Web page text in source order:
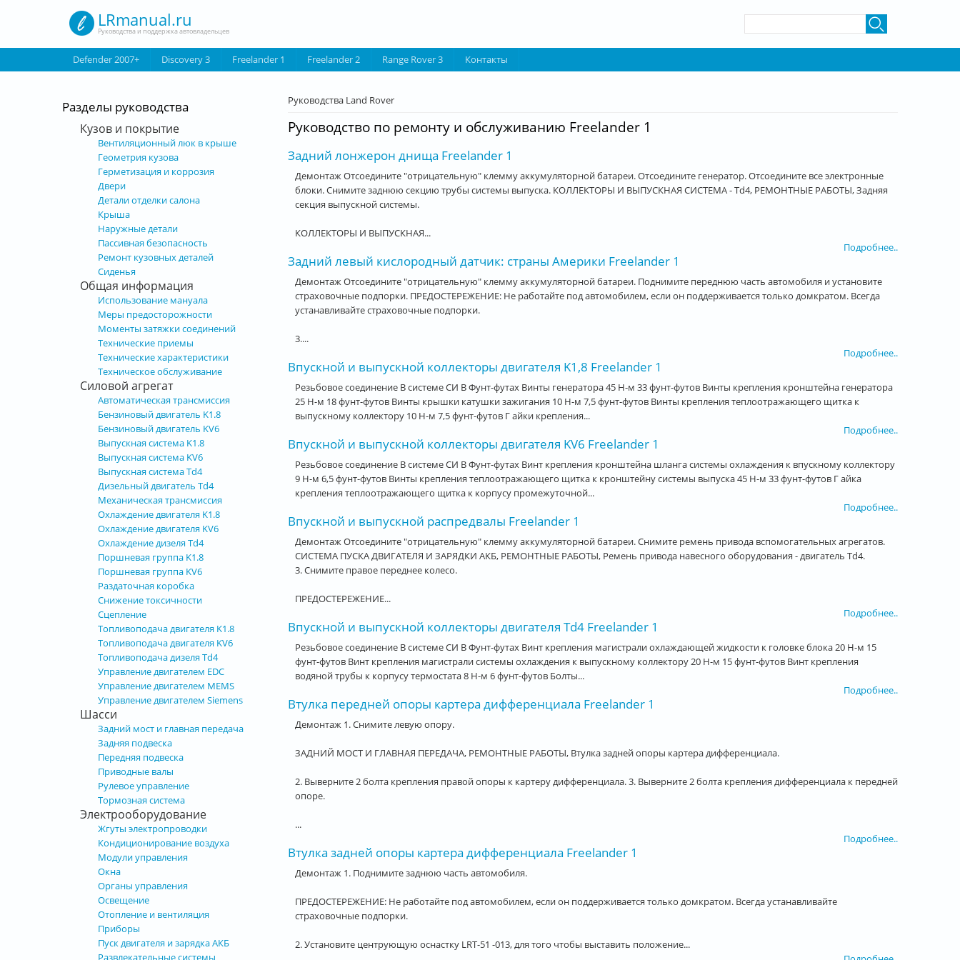
LRmanual.ru
Руководства и поддержка автовладельцев
Defender 2007+ Discovery 3 Freelander 1 Freelander 2 Range Rover 3 Контакты
Вы здесь
Руководства Land Rover
Руководство по ремонту и обслуживанию Freelander 1
Задний лонжерон днища Freelander 1
Демонтаж Отсоедините "отрицательную" клемму аккумуляторной батареи. Отсоедините генератор. Отсоедините все электронные
блоки. Снимите заднюю секцию трубы системы выпуска. КОЛЛЕКТОРЫ И ВЫПУСКНАЯ СИСТЕМА - Td4, РЕМОНТНЫЕ РАБОТЫ, Задняя
секция выпускной системы.
КОЛЛЕКТОРЫ И ВЫПУСКНАЯ...
Подробнее..
Задний левый кислородный датчик: страны Америки Freelander 1
Демонтаж Отсоедините "отрицательную" клемму аккумуляторной батареи. Поднимите переднюю часть автомобиля и установите
страховочные подпорки. ПРЕДОСТЕРЕЖЕНИЕ: Не работайте под автомобилем, если он поддерживается только домкратом. Всегда
устанавливайте страховочные подпорки.
3....
Подробнее..
Впускной и выпускной коллекторы двигателя K1,8 Freelander 1
Резьбовое соединение В системе СИ В Фунт-футах Винты генератора 45 Н-м 33 фунт-футов Винты крепления кронштейна генератора
25 Н-м 18 фунт-футов Винты крышки катушки зажигания 10 Н-м 7,5 фунт-футов Винты крепления теплоотражающего щитка к
выпускному коллектору 10 Н-м 7,5 фунт-футов Г айки крепления...
Подробнее..
Впускной и выпускной коллекторы двигателя KV6 Freelander 1
Резьбовое соединение В системе СИ В Фунт-футах Винт крепления кронштейна шланга системы охлаждения к впускному коллектору
9 Н-м 6,5 фунт-футов Винты крепления теплоотражающего щитка к кронштейну системы выпуска 45 Н-м 33 фунт-футов Г айка
крепления теплоотражающего щитка к корпусу промежуточной...
Подробнее..
Впускной и выпускной распредвалы Freelander 1
Демонтаж Отсоедините "отрицательную" клемму аккумуляторной батареи. Снимите ремень привода вспомогательных агрегатов.
СИСТЕМА ПУСКА ДВИГАТЕЛЯ И ЗАРЯДКИ АКБ, РЕМОНТНЫЕ РАБОТЫ, Ремень привода навесного оборудования - двигатель Td4.
3. Снимите правое переднее колесо.
ПРЕДОСТЕРЕЖЕНИЕ...
Подробнее..
Впускной и выпускной коллекторы двигателя Td4 Freelander 1
Резьбовое соединение В системе СИ В Фунт-футах Винт крепления магистрали охлаждающей жидкости к головке блока 20 Н-м 15
фунт-футов Винт крепления магистрали системы охлаждения к выпускному коллектору 20 Н-м 15 фунт-футов Винт крепления
водяной трубы к корпусу термостата 8 Н-м 6 фунт-футов Болты...
Подробнее..
Втулка передней опоры картера дифференциала Freelander 1
Демонтаж 1. Снимите левую опору.
ЗАДНИЙ МОСТ И ГЛАВНАЯ ПЕРЕДАЧА, РЕМОНТНЫЕ РАБОТЫ, Втулка задней опоры картера дифференциала.
2. Выверните 2 болта крепления правой опоры к картеру дифференциала. 3. Выверните 2 болта крепления дифференциала к передней
опоре.
...
Подробнее..
Втулка задней опоры картера дифференциала Freelander 1
Демонтаж 1. Поднимите заднюю часть автомобиля.
ПРЕДОСТЕРЕЖЕНИЕ: Не работайте под автомобилем, если он поддерживается только домкратом. Всегда устанавливайте
страховочные подпорки.
2. Установите центрующую оснастку LRT-51 -013, для того чтобы выставить положение...
Разделы руководства
Кузов и покрытие
Вентиляционный люк в крыше
Геометрия кузова
Герметизация и коррозия
Двери
Детали отделки салона
Крыша
Наружные детали
Пассивная безопасность
Ремонт кузовных деталей
Сиденья
Общая информация
Использование мануала
Меры предосторожности
Моменты затяжки соединений
Технические приемы
Технические характеристики
Техническое обслуживание
Силовой агрегат
Автоматическая трансмиссия
Бензиновый двигатель K1.8
Бензиновый двигатель KV6
Выпускная система K1.8
Выпускная система KV6
Выпускная система Td4
Дизельный двигатель Td4
Механическая трансмиссия
Охлаждение двигателя K1.8
Охлаждение двигателя KV6
Охлаждение дизеля Td4
Поршневая группа K1.8
Поршневая группа KV6
Раздаточная коробка
Снижение токсичности
Сцепление
Топливоподача двигателя K1.8
Топливоподача двигателя KV6
Топливоподача дизеля Td4
Управление двигателем EDC
Управление двигателем MEMS
Управление двигателем Siemens
Шасси
Задний мост и главная передача
Задняя подвеска
Передняя подвеска
Приводные валы
Рулевое управление
Тормозная система
Электрооборудование
Жгуты электропроводки
Кондиционирование воздуха
Модули управления
Окна
Органы управления
Освещение
Отопление и вентиляция
Приборы
Пуск двигателя и зарядка АКБ
Развлекательные системы